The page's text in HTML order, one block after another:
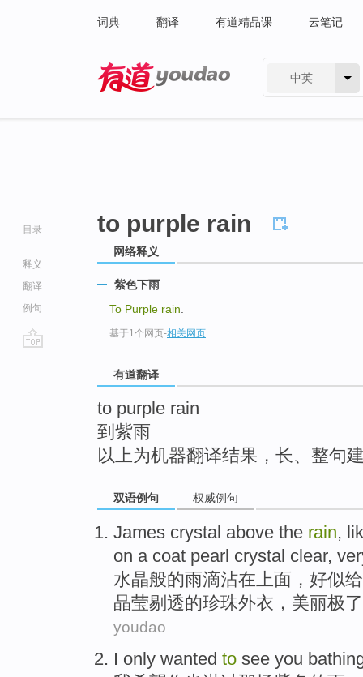
词典 翻译 有道精品课 云笔记
中英
目录
释义
翻译
例句
to purple rain
网络释义
紫色下雨
To Purple rain
基于1个网页-相关网页
有道翻译
to purple rain
到紫雨
以上为机器翻译结果，长、整句
双语例句 权威例句
James crystal above the rain,
on a coat pearl crystal clear,
水晶般的雨滴沾在上面 ，好似给
晶莹剔透的珍珠外衣 ，美丽极了
youdao
I only wanted to see you